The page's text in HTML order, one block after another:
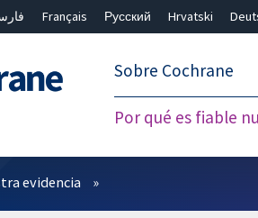
Français Русский Hrvatski
Sobre Cochrane
Por qué es fiable
evidencia